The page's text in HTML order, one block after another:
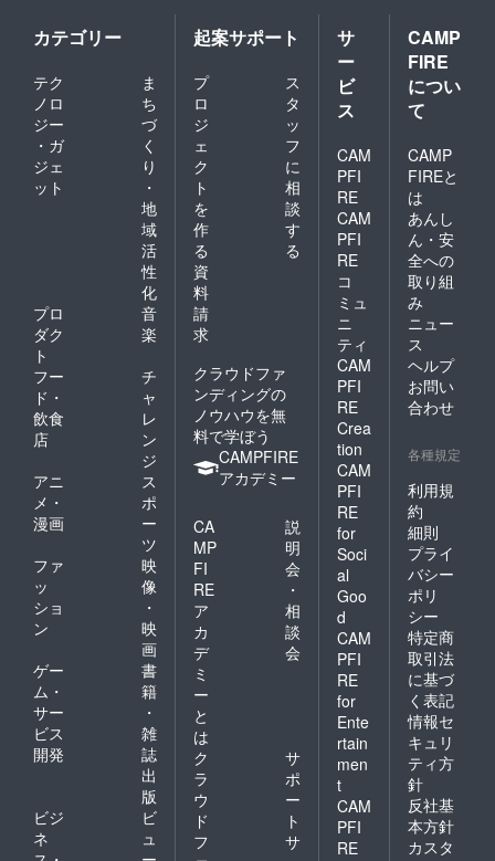
ださい
※詳細は
プロ
ジェク
ト終了
後に
メール
らせし
ます。
カテゴリー
テク
ノロ
ジー
・ガ
ジェ
ット
ま
ち
づ
く
り
・
地
域
活
性
化
プロ
ダク
ト
音
楽
フー
ド・
飲食
店
チ
ャ
レ
ン
ジ
アニ
メ・
漫画
ス
ポ
ー
ツ
ファ
ッ
ショ
ン
映
像
・
映
画
ゲー
ム・
サー
ビス
開発
書
籍
・
雑
誌
出
版
ビジ
ネ
ビ
ュ
起案サポート
プ
ロ
ジ
ェ
ク
ト
を
作
る
ス
タ
ッ
フ
に
相
談
す
る
資
料
請
求
クラウドファ
ンディングの
ノウハウを無
料で学ぼう
CAMPFIRE
アカデミー
CA
MP
FI
RE
ア
カ
デ
ミ
ー
と
は
説
明
会
・
相
談
会
ク
ラ
ウ
ド
フ
サ
ポ
ー
ト
サ
サ
ー
ビ
ス
CAM
PFI
RE
CAM
PFI
RE
コ
ミュ
ニ
ティ
CAM
PFI
RE
Crea
tion
CAM
PFI
RE
for
Soci
al
Goo
d
CAM
PFI
RE
for
Ente
rtain
men
t
CAM
PFI
RE
CAMP
FIRE
につい
て
CAMP
FIREと
は
あんし
ん・安
全への
取り組
み
ニュー
ス
ヘルプ
お問い
合わせ
各種規定
利用規
約
細則
プライ
バシー
ポリ
シー
特定商
取引法
に基づ
く表記
情報セ
キュリ
ティ方
針
反社基
本方針
カスタ